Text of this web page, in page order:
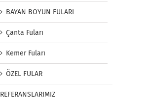
BAYAN BOYUN FULARI
Çanta Fuları
Kemer Fuları
ÖZEL FULAR
REFERANSLARIMIZ